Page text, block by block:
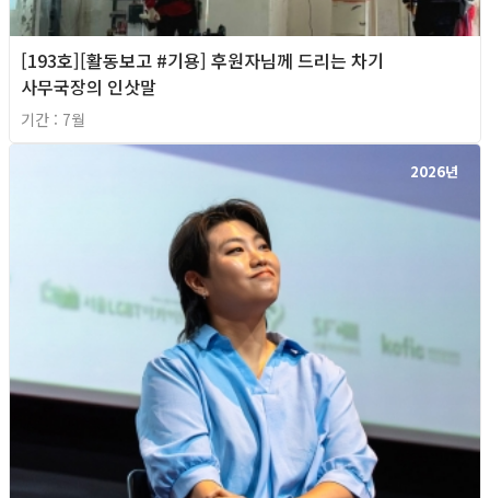
[193호][활동보고 #기용] 후원자님께 드리는 차기
사무국장의 인삿말
기간 : 7월
2026년